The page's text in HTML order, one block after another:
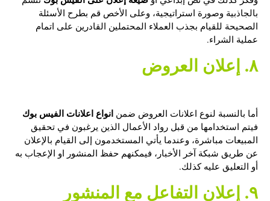
بالجاذبية وصورة استراتيجية، وعلى الأخص قم بطرح الأسئلة
الصحيحة للقيام بجذب العملاء المحتملين القادرين على اتمام
عملية الشراء.
أما بالنسبة لنوع اعلانات العروض ضمنانواع اعلانات الفيس بوك
فيتم استخدامها من قبل رواد الأعمال الذين يرغبون في تحقيق
المبيعات مباشرة، وعندما يأتي المستخدمون إلى القيام بالإعلان
عن طريق شبكة آخر الأخبار، فيمكنهم حفظ المنشور او الإعجاب به
أو التعليق عليه كذلك.